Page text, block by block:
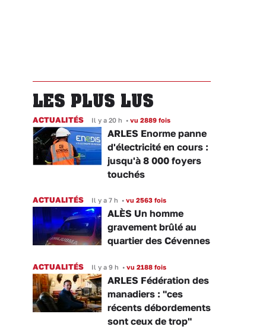
LES PLUS LUS
ACTUALITÉS Il y a 20 h • vu 2889 fois
ARLES Enorme panne
d'électricité en cours :
jusqu'à 8 000 foyers
touchés
ACTUALITÉS Il y a 7 h • vu 2563 fois
ALÈS Un homme
gravement brûlé au
quartier des Cévennes
ACTUALITÉS Il y a 9 h • vu 2188 fois
ARLES Fédération des
manadiers : "ces
récents débordements
sont ceux de trop"